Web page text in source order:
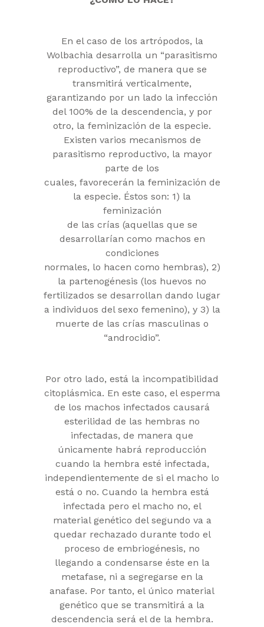
En el caso de los artrópodos, la
Wolbachia desarrolla un “parasitismo
reproductivo”, de manera que se
transmitirá verticalmente,
garantizando por un lado la infección
del 100% de la descendencia, y por
otro, la feminización de la especie.
Existen varios mecanismos de
parasitismo reproductivo, la mayor
parte de los
cuales, favorecerán la feminización de
la especie. Éstos son: 1) la
feminización
de las crías (aquellas que se
desarrollarían como machos en
condiciones
normales, lo hacen como hembras), 2)
la partenogénesis (los huevos no
fertilizados se desarrollan dando lugar
a individuos del sexo femenino), y 3) la
muerte de las crías masculinas o
“androcidio”.
Por otro lado, está la incompatibilidad
citoplásmica. En este caso, el esperma
de los machos infectados causará
esterilidad de las hembras no
infectadas, de manera que
únicamente habrá reproducción
cuando la hembra esté infectada,
independientemente de si el macho lo
está o no. Cuando la hembra está
infectada pero el macho no, el
material genético del segundo va a
quedar rechazado durante todo el
proceso de embriogénesis, no
llegando a condensarse éste en la
metafase, ni a segregarse en la
anafase. Por tanto, el único material
genético que se transmitirá a la
descendencia será el de la hembra.